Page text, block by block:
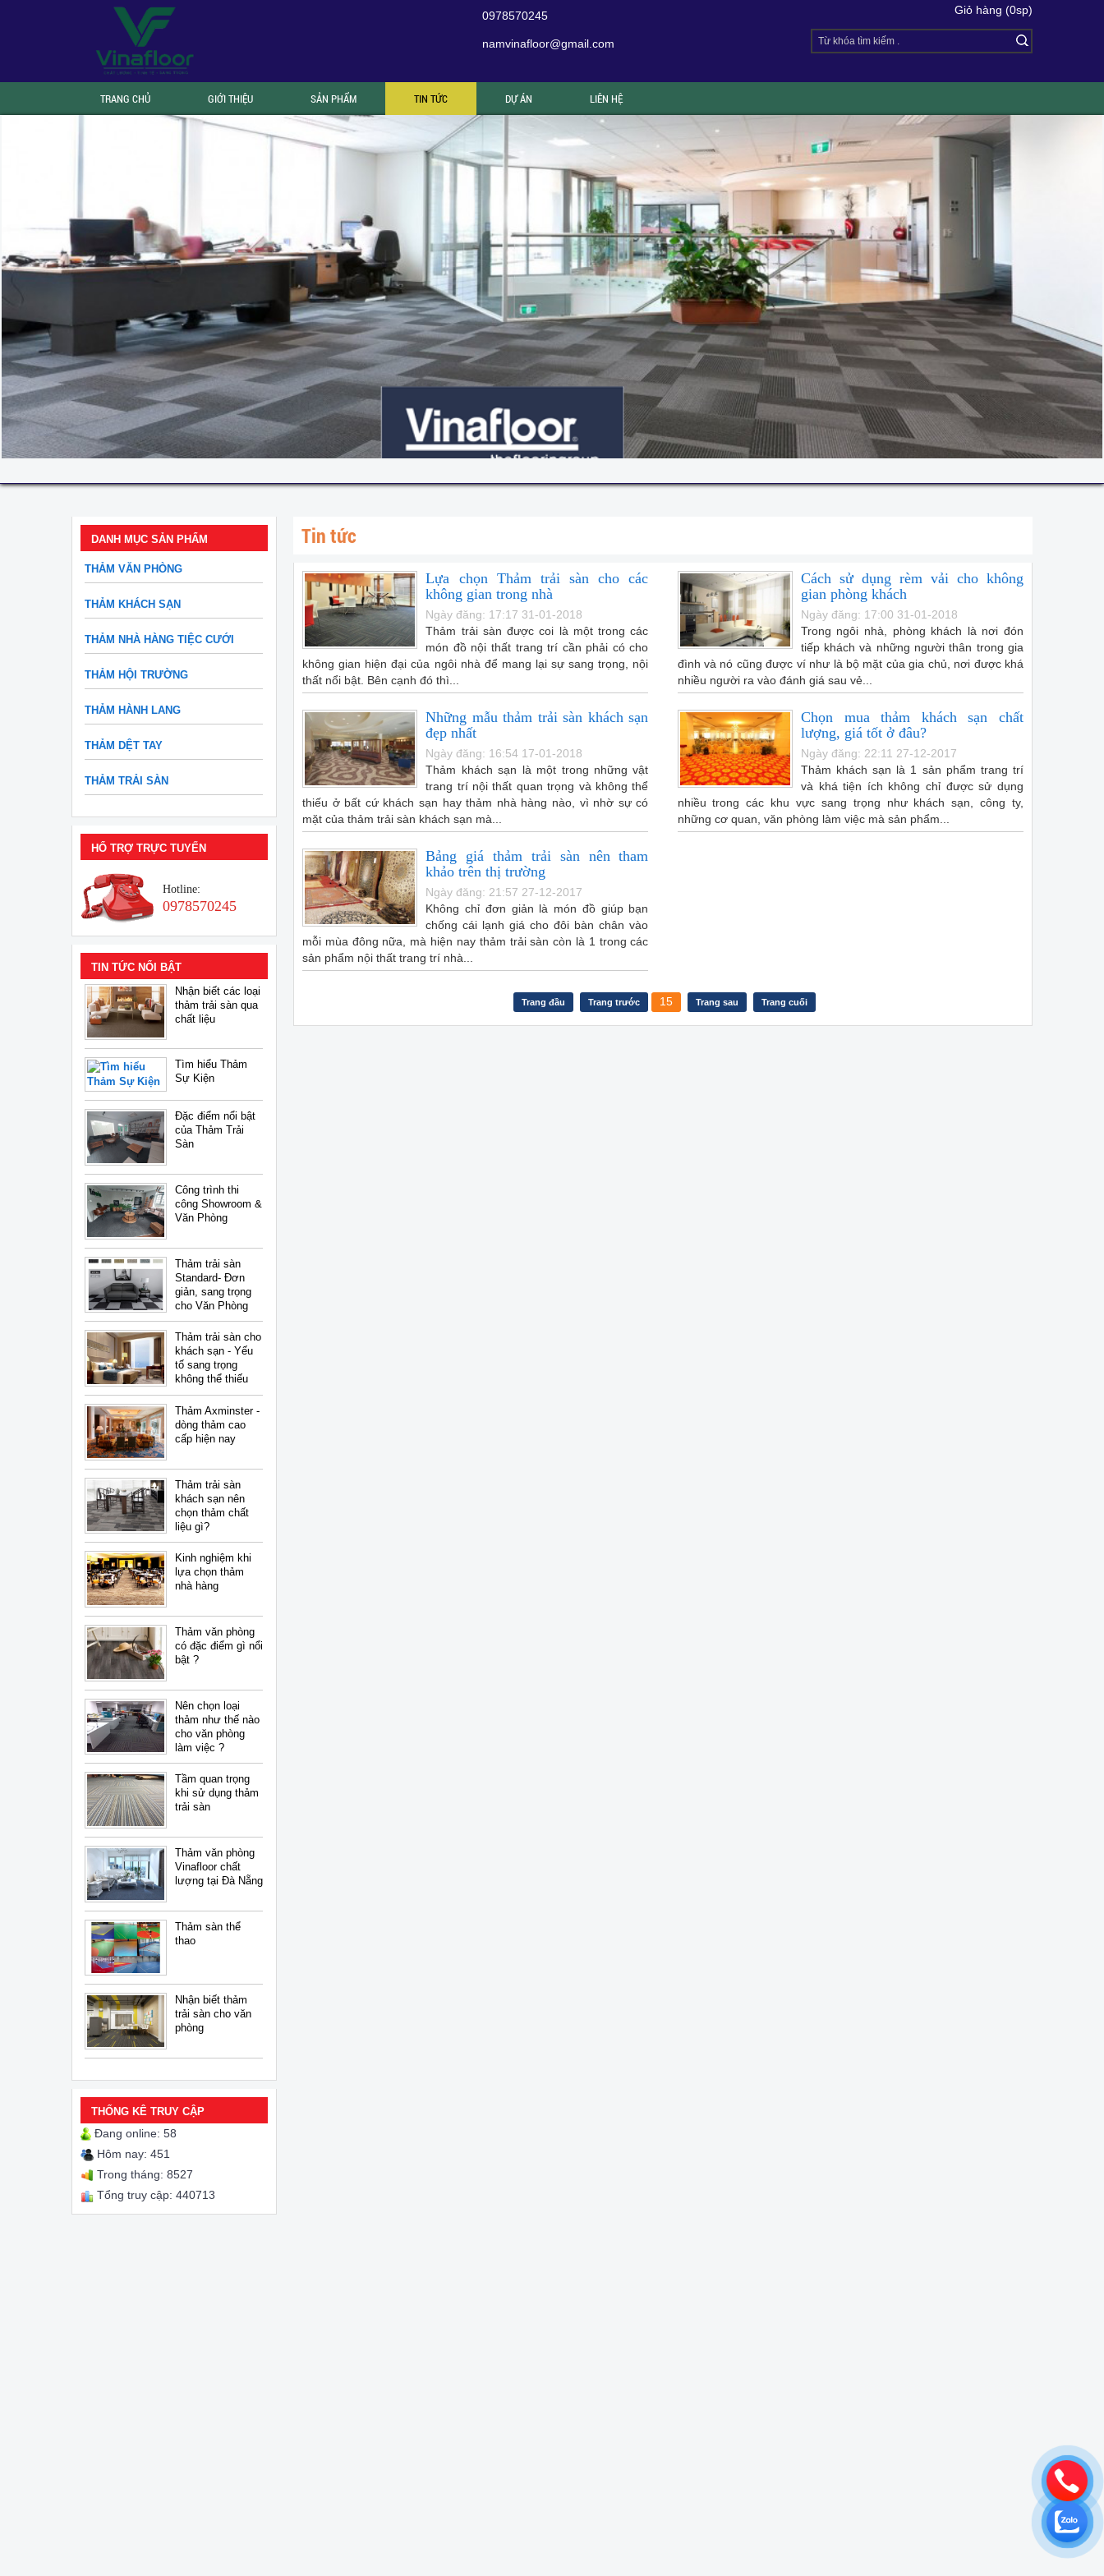
0978570245
namvinafloor@gmail.com
Giỏ hàng (0sp)
TRANG CHỦ GIỚI THIỆU SẢN PHẨM TIN TỨC DỰ ÁN LIÊN HỆ
DANH MỤC SẢN PHẨM
THẢM VĂN PHÒNG
THẢM KHÁCH SẠN
THẢM NHÀ HÀNG TIỆC CƯỚI
THẢM HỘI TRƯỜNG
THẢM HÀNH LANG
THẢM DỆT TAY
THẢM TRẢI SÀN
HỔ TRỢ TRỰC TUYẾN
Hotline:
0978570245
TIN TỨC NỔI BẬT
Nhận biết các loại
thảm trải sàn qua
chất liệu
Tìm hiểu Thảm
Sự Kiện
Đặc điểm nổi bật
của Thảm Trải
Sàn
Công trình thi
công Showroom &
Văn Phòng
Thảm trải sàn
Standard- Đơn
giản, sang trọng
cho Văn Phòng
Thảm trải sàn cho
khách sạn - Yếu
tố sang trọng
không thể thiếu
Thảm Axminster -
dòng thảm cao
cấp hiện nay
Thảm trải sàn
khách sạn nên
chọn thảm chất
liệu gì?
Kinh nghiệm khi
lựa chọn thảm
nhà hàng
Thảm văn phòng
có đặc điểm gì nổi
bật ?
Nên chọn loại
thảm như thế nào
cho văn phòng
làm việc ?
Tầm quan trọng
khi sử dụng thảm
trải sàn
Thảm văn phòng
Vinafloor chất
lượng tại Đà Nẵng
Thảm sàn thể
thao
Nhận biết thảm
trải sàn cho văn
phòng
THỐNG KÊ TRUY CẬP
Đang online: 58
Hôm nay: 451
Trong tháng: 8527
Tổng truy cập: 440713
Tin tức
Lựa chọn Thảm trải sàn cho các
không gian trong nhà
Ngày đăng: 17:17 31-01-2018
Thảm trải sàn được coi là một trong các
món đồ nội thất trang trí cần phải có cho
không gian hiện đại của ngôi nhà để mang lại sự sang trọng, nội
thất nổi bật. Bên cạnh đó thì...
Cách sử dụng rèm vải cho không
gian phòng khách
Ngày đăng: 17:00 31-01-2018
Trong ngôi nhà, phòng khách là nơi đón
tiếp khách và những người thân trong gia
đình và nó cũng được ví như là bộ mặt của gia chủ, nơi được khá
nhiều người ra vào đánh giá sau vẻ...
Những mẫu thảm trải sàn khách sạn
đẹp nhất
Ngày đăng: 16:54 17-01-2018
Thảm khách sạn là một trong những vật
trang trí nội thất quan trọng và không thể
thiếu ở bất cứ khách sạn hay thảm nhà hàng nào, vì nhờ sự có
mặt của thảm trải sàn khách sạn mà...
Chọn mua thảm khách sạn chất
lượng, giá tốt ở đâu?
Ngày đăng: 22:11 27-12-2017
Thảm khách sạn là 1 sản phẩm trang trí
và khá tiện ích không chỉ được sử dụng
nhiều trong các khu vực sang trọng như khách sạn, công ty,
những cơ quan, văn phòng làm việc mà sản phẩm...
Bảng giá thảm trải sàn nên tham
khảo trên thị trường
Ngày đăng: 21:57 27-12-2017
Không chỉ đơn giản là món đồ giúp bạn
chống cái lạnh giá cho đôi bàn chân vào
mỗi mùa đông nữa, mà hiện nay thảm trải sàn còn là 1 trong các
sản phẩm nội thất trang trí nhà...
Trang đầu Trang trước 15 Trang sau Trang cuối